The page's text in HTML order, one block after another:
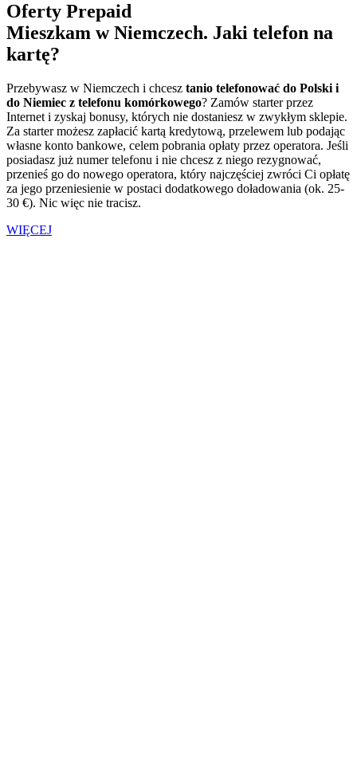
Oferty Prepaid
Mieszkam w Niemczech. Jaki telefon na
kartę?
Przebywasz w Niemczech i chcesz tanio telefonować do Polski i
do Niemiec z telefonu komórkowego? Zamów starter przez
Internet i zyskaj bonusy, których nie dostaniesz w zwykłym sklepie.
Za starter możesz zapłacić kartą kredytową, przelewem lub podając
własne konto bankowe, celem pobrania opłaty przez operatora. Jeśli
posiadasz już numer telefonu i nie chcesz z niego rezygnować,
przenieś go do nowego operatora, który najczęściej zwróci Ci opłatę
za jego przeniesienie w postaci dodatkowego doładowania (ok. 25-
30 €). Nic więc nie tracisz.
WIĘCEJ